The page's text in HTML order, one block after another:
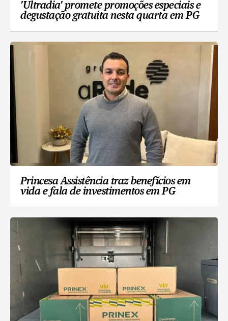
'Ultradia' promete promoções especiais e
degustação gratuita nesta quarta em PG
Princesa Assistência traz benefícios em
vida e fala de investimentos em PG